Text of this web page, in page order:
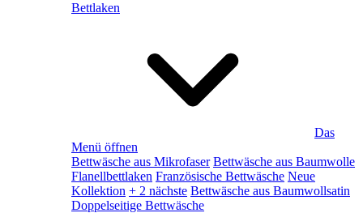
Bettlaken
Das
Menü öffnen
Bettwäsche aus Mikrofaser Bettwäsche aus Baumwolle
Flanellbettlaken Französische Bettwäsche Neue
Kollektion + 2 nächste Bettwäsche aus Baumwollsatin
Doppelseitige Bettwäsche